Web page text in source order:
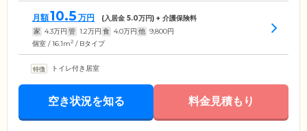
月額10.5 万円 (入居金 5.0万円) + 介護保険料
家 4.3万円 管 1.2万円 食 4.0万円 他 9,800円
個室 / 16.1m2 / Bタイプ
トイレ付き居室
空き状況を知る 料金見積もり